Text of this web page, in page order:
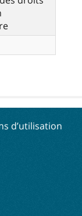
d’utilisation